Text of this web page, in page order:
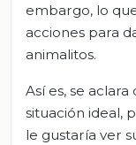
embargo, lo
acciones para
animalitos.
Así es, se
situación ideal,
le gustaría ver